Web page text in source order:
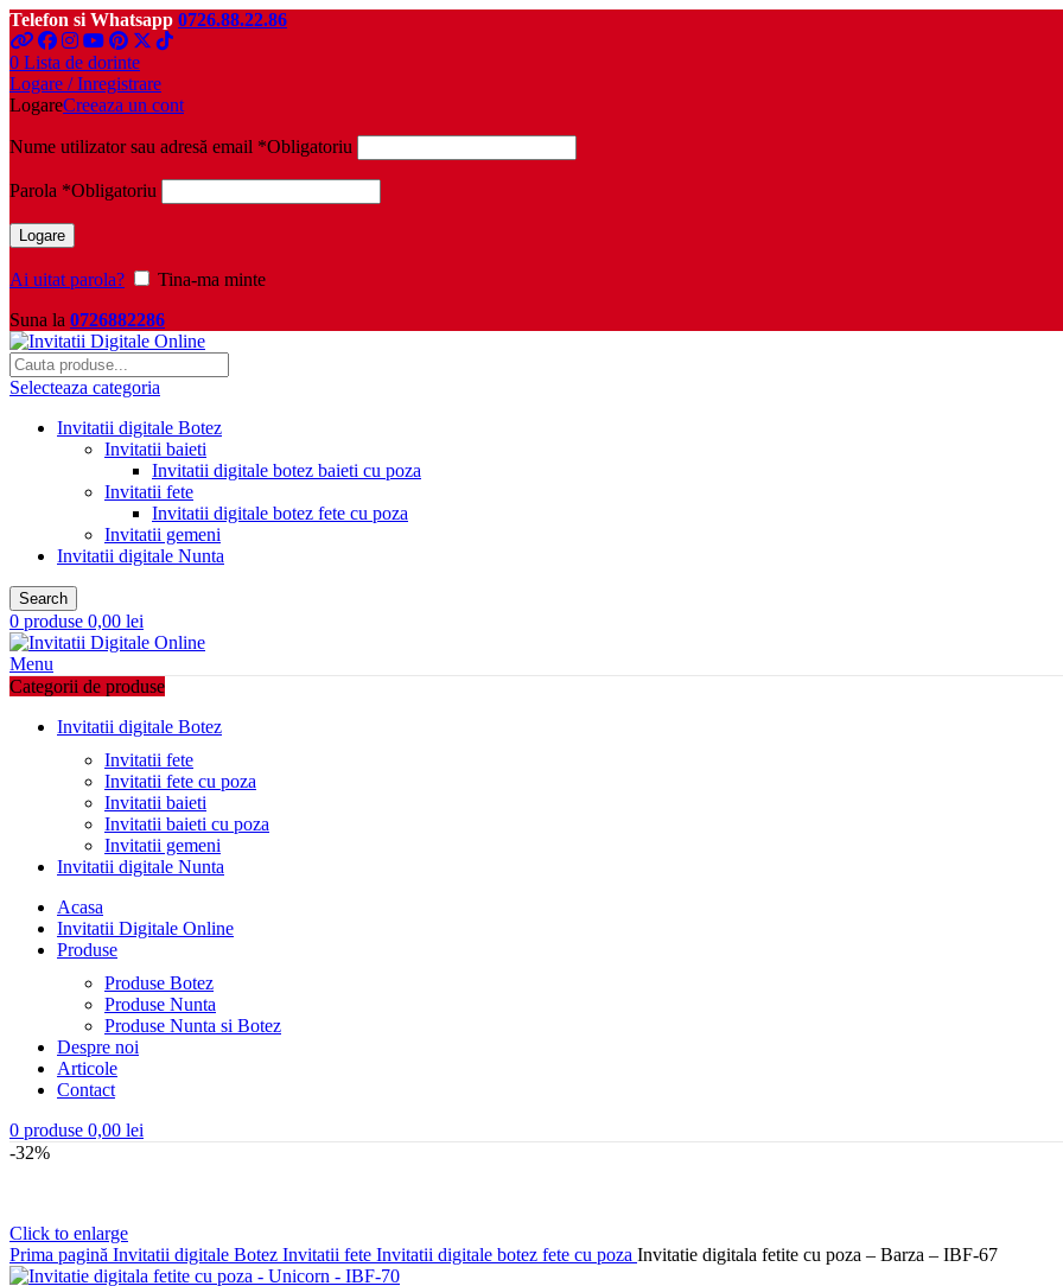
Telefon si Whatsapp 0726.88.22.86
0 Lista de dorinte
Logare / Inregistrare
LogareCreeaza un cont
Nume utilizator sau adresă email *Obligatoriu
Parola *Obligatoriu
Logare
Ai uitat parola?
Tina-ma minte
Suna la 0726882286
Selecteaza categoria
Invitatii digitale Botez
Invitatii baieti
Invitatii digitale botez baieti cu poza
Invitatii fete
Invitatii digitale botez fete cu poza
Invitatii gemeni
Invitatii digitale Nunta
Search
0 produse 0,00 lei
Menu
Categorii de produse
Invitatii digitale Botez
Invitatii fete
Invitatii fete cu poza
Invitatii baieti
Invitatii baieti cu poza
Invitatii gemeni
Invitatii digitale Nunta
Acasa
Invitatii Digitale Online
Produse
Produse Botez
Produse Nunta
Produse Nunta si Botez
Despre noi
Articole
Contact
0 produse 0,00 lei
-32%
Click to enlarge
Prima pagină Invitatii digitale Botez Invitatii fete Invitatii digitale botez fete cu poza Invitatie digitala fetite cu poza – Barza – IBF-67